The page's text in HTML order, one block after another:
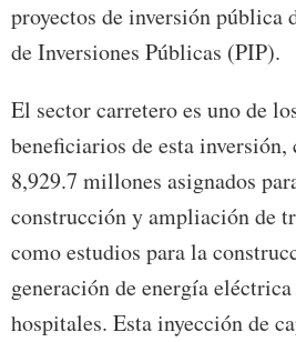
proyectos de inversión pública
de Inversiones Públicas (PIP).
El sector carretero es uno de
beneficiarios de esta
8,929.7 millones asignados
construcción y ampliación de
como estudios para la
generación de energía
hospitales. Esta inyección de